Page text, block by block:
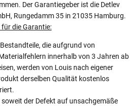
Der Garantiegeber ist die Detlev
Rungedamm 35 in 21035 Hamburg.
die Garantie:
die aufgrund von
innerhalb von 3 Jahren ab
werden von Louis nach eigener
derselben Qualität kostenlos
der Defekt auf unsachgemäße